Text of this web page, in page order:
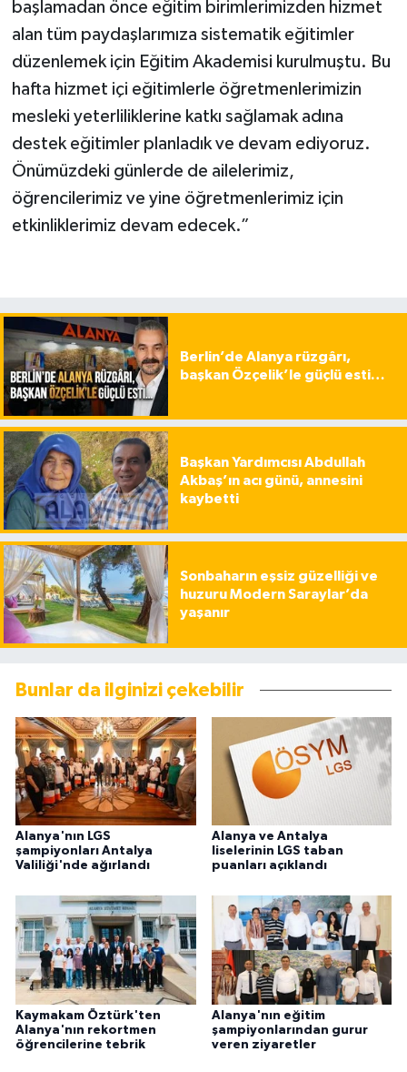
başlamadan önce eğitim birimlerimizden hizmet
alan tüm paydaşlarımıza sistematik eğitimler
düzenlemek için Eğitim Akademisi kurulmuştu. Bu
hafta hizmet içi eğitimlerle öğretmenlerimizin
mesleki yeterliliklerine katkı sağlamak adına
destek eğitimler planladık ve devam ediyoruz.
Önümüzdeki günlerde de ailelerimiz,
öğrencilerimiz ve yine öğretmenlerimiz için
etkinliklerimiz devam edecek.”
Berlin’de Alanya rüzgârı,
başkan Özçelik’le güçlü esti…
Başkan Yardımcısı Abdullah
Akbaş’ın acı günü, annesini
kaybetti
Sonbaharın eşsiz güzelliği ve
huzuru Modern Saraylar’da
yaşanır
Bunlar da ilginizi çekebilir
Alanya'nın LGS
şampiyonları Antalya
Valiliği'nde ağırlandı
Alanya ve Antalya
liselerinin LGS taban
puanları açıklandı
Kaymakam Öztürk'ten
Alanya'nın rekortmen
öğrencilerine tebrik
Alanya'nın eğitim
şampiyonlarından gurur
veren ziyaretler